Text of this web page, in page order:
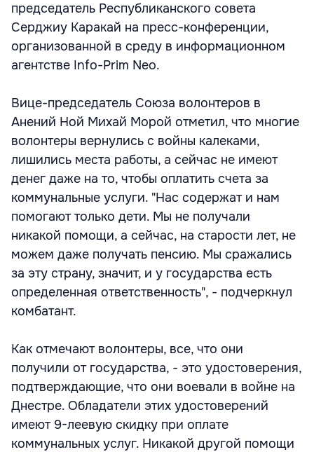
председатель Республиканского совета
Серджиу Каракай на пресс-конференции,
организованной в среду в информационном
агентстве Info-Prim Neo.
Вице-председатель Союза волонтеров в
Анений Ной Михай Морой отметил, что многие
волонтеры вернулись с войны калеками,
лишились места работы, а сейчас не имеют
денег даже на то, чтобы оплатить счета за
коммунальные услуги. "Нас содержат и нам
помогают только дети. Мы не получали
никакой помощи, а сейчас, на старости лет, не
можем даже получать пенсию. Мы сражались
за эту страну, значит, и у государства есть
определенная ответственность", - подчеркнул
комбатант.
Как отмечают волонтеры, все, что они
получили от государства, - это удостоверения,
подтверждающие, что они воевали в войне на
Днестре. Обладатели этих удостоверений
имеют 9-леевую скидку при оплате
коммунальных услуг. Никакой другой помощи